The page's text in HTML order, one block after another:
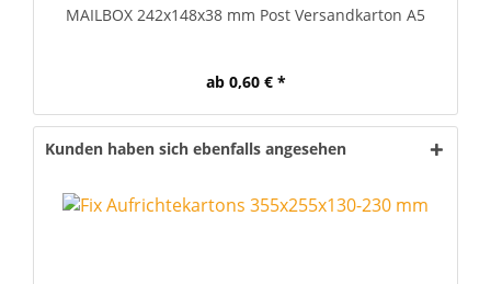
MAILBOX 242x148x38 mm Post Versandkarton A5
ab 0,60 € *
Kunden haben sich ebenfalls angesehen